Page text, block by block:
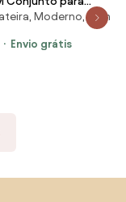
1 com Cabideiro
Sapateira 6 Ganchos
e Branco | Aosom
Moderno, com
Envio grátis